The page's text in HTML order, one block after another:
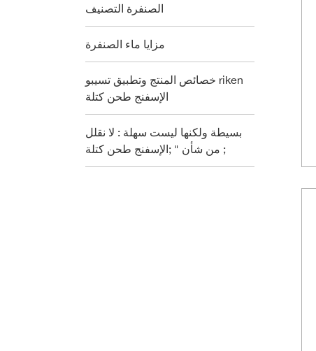
الصنفرة التصنيف
مزايا ماء الصنفرة
خصائص المنتج وتطبيق تسيبو riken
الإسفنج طحن كتلة
بسيطة ولكنها ليست سهلة : لا نقلل
من شأن " ;الإسفنج طحن كتلة ;